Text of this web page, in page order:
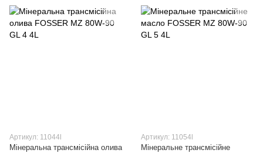
Артикул: 11044l
Мінеральна трансмісійна олива
Артикул: 11054l
Мінеральне трансмісійне